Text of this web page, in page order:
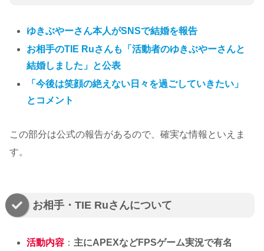
ゆきぶやーさん本人がSNSで結婚を報告
お相手のTIE Ruさんも「活動者のゆきぶやーさんと
結婚しました」と公表
「今後は笑顔の絶えない日々を過ごしていきたい」
とコメント
この部分は公式の報告があるので、確実な情報といえま
す。
お相手・TIE Ruさんについて
活動内容 ： 主にAPEXなどFPSゲーム実況で有名